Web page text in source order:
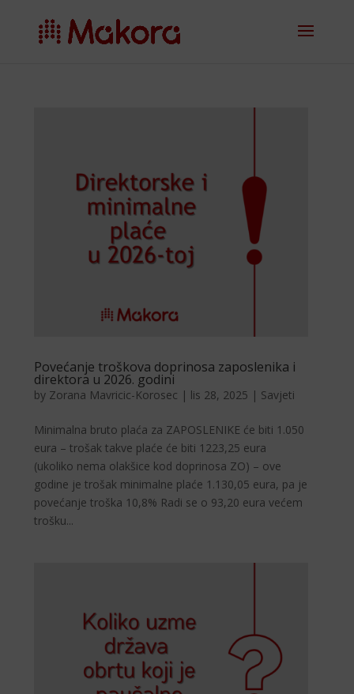
Povećanje troškova doprinosa zaposlenika i
direktora u 2026. godini
by Zorana Mavricic-Korosec | lis 28, 2025 | Savjeti
Minimalna bruto plaća za ZAPOSLENIKE će biti 1.050
eura – trošak takve plaće će biti 1223,25 eura
(ukoliko nema olakšice kod doprinosa ZO) – ove
godine je trošak minimalne plaće 1.130,05 eura, pa je
povećanje troška 10,8% Radi se o 93,20 eura većem
trošku...